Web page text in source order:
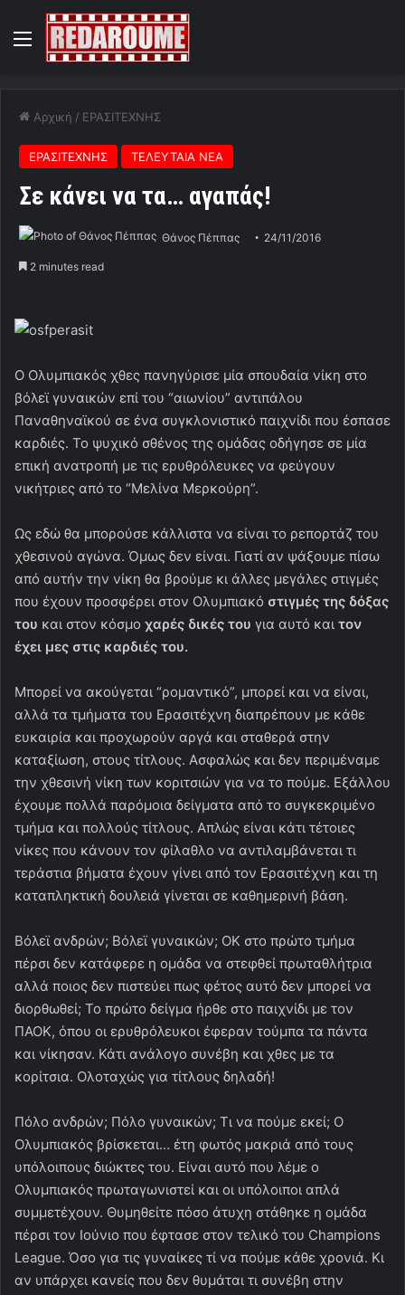
Menu
Αρχική / ΕΡΑΣΙΤΕΧΝΗΣ
ΕΡΑΣΙΤΕΧΝΗΣ ΤΕΛΕΥΤΑΙΑ ΝΕΑ
Σε κάνει να τα… αγαπάς!
Θάνος Πέππας 24/11/2016
2 minutes read
Ο Ολυμπιακός χθες πανηγύρισε μία σπουδαία νίκη στο
βόλεϊ γυναικών επί του “αιωνίου” αντιπάλου
Παναθηναϊκού σε ένα συγκλονιστικό παιχνίδι που έσπασε
καρδιές. Το ψυχικό σθένος της ομάδας οδήγησε σε μία
επική ανατροπή με τις ερυθρόλευκες να φεύγουν
νικήτριες από το “Μελίνα Μερκούρη”.
Ως εδώ θα μπορούσε κάλλιστα να είναι το ρεπορτάζ του
χθεσινού αγώνα. Όμως δεν είναι. Γιατί αν ψάξουμε πίσω
από αυτήν την νίκη θα βρούμε κι άλλες μεγάλες στιγμές
που έχουν προσφέρει στον Ολυμπιακό στιγμές της δόξας
του και στον κόσμο χαρές δικές του για αυτό και τον
έχει μες στις καρδιές του.
Μπορεί να ακούγεται “ρομαντικό”, μπορεί και να είναι,
αλλά τα τμήματα του Ερασιτέχνη διαπρέπουν με κάθε
ευκαιρία και προχωρούν αργά και σταθερά στην
καταξίωση, στους τίτλους. Ασφαλώς και δεν περιμέναμε
την χθεσινή νίκη των κοριτσιών για να το πούμε. Εξάλλου
έχουμε πολλά παρόμοια δείγματα από το συγκεκριμένο
τμήμα και πολλούς τίτλους. Απλώς είναι κάτι τέτοιες
νίκες που κάνουν τον φίλαθλο να αντιλαμβάνεται τι
τεράστια βήματα έχουν γίνει από τον Ερασιτέχνη και τη
καταπληκτική δουλειά γίνεται σε καθημερινή βάση.
Βόλεϊ ανδρών; Βόλεϊ γυναικών; ΟΚ στο πρώτο τμήμα
πέρσι δεν κατάφερε η ομάδα να στεφθεί πρωταθλήτρια
αλλά ποιος δεν πιστεύει πως φέτος αυτό δεν μπορεί να
διορθωθεί; Το πρώτο δείγμα ήρθε στο παιχνίδι με τον
ΠΑΟΚ, όπου οι ερυθρόλευκοι έφεραν τούμπα τα πάντα
και νίκησαν. Κάτι ανάλογο συνέβη και χθες με τα
κορίτσια. Ολοταχώς για τίτλους δηλαδή!
Πόλο ανδρών; Πόλο γυναικών; Τι να πούμε εκεί; Ο
Ολυμπιακός βρίσκεται… έτη φωτός μακριά από τους
υπόλοιπους διώκτες του. Είναι αυτό που λέμε ο
Ολυμπιακός πρωταγωνιστεί και οι υπόλοιποι απλά
συμμετέχουν. Θυμηθείτε πόσο άτυχη στάθηκε η ομάδα
πέρσι τον Ιούνιο που έφτασε στον τελικό του Champions
League. Όσο για τις γυναίκες τί να πούμε κάθε χρονιά. Κι
αν υπάρχει κανείς που δεν θυμάται τι συνέβη στην